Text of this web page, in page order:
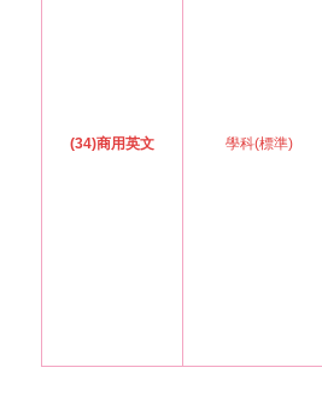
(34)商用英文 學科(標準)